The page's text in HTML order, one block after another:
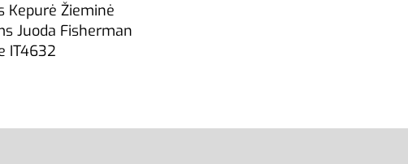
Kepurė Žieminė
Juoda Fisherman
IT4632